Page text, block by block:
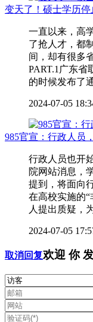
变天了！硕士学历
一直以来，高
了抢人才，都
间，却有很多
PART.1广东省
的时候发布了
2024-07-05
985官宣：行政人员
行政人员也开
院网站消息，
提到，将面向
在高校实施的“
人提出质疑，
2024-07-05
取消回复欢迎 你